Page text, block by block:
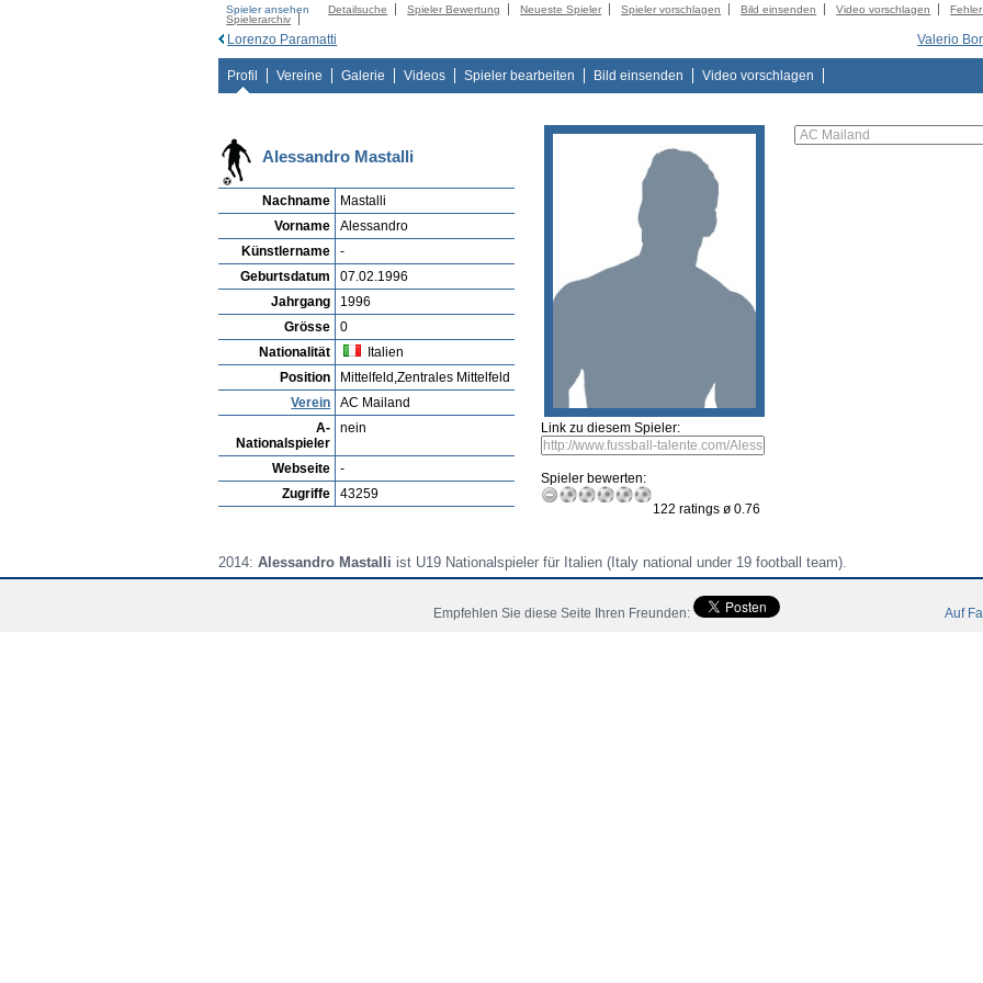
Spieler ansehen Detailsuche Spieler Bewertung Neueste Spieler Spieler vorschlagen Bild einsenden Video vorschlagen
Spielerarchiv
Valerio
Lorenzo Paramatti
Profil Vereine Galerie Videos Spieler bearbeiten Bild einsenden Video vorschlagen
Alessandro Mastalli
Nachname
Mastalli
Vorname
Alessandro
Künstlername
-
Geburtsdatum
07.02.1996
Jahrgang
1996
Grösse
0
Nationalität
Italien
Position
Mittelfeld,Zentrales Mittelfeld
Verein
AC Mailand
A-
Nationalspieler
nein
Webseite
-
Zugriffe
43259
Link zu diesem Spieler:
Spieler bewerten:
122 ratings ø 0.76
2014:Alessandro Mastalli ist U19 Nationalspieler für Italien (Italy national under 19 football team).
Fussball Video Alessandro Mastalli:Empfehlen Sie diese Seite Ihren Freunden: Auf